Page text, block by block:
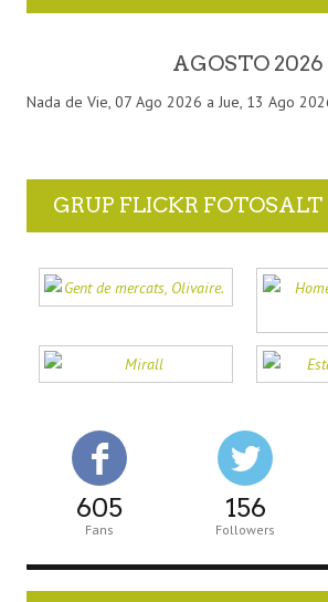
AGOSTO 2026
Nada de Vie, 07 Ago 2026 a Jue, 13 Ago
GRUP FLICKR FOTOSALT
605
Fans
156
Followers